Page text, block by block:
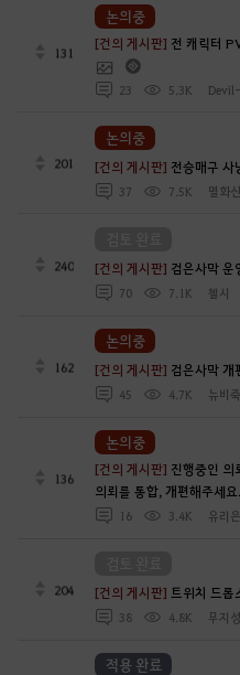
131
[건의 게시판] 전 캐릭터
23 5.3K
논의중
201 [건의 게시판] 전승매구 사
37 7.5K 멸화신
논의중
240 [건의 게시판] 검은사막 운
70 7.1K 첼시
162 [건의 게시판] 검은사막 개
45 4.7K 뉴비
논의중
136
[건의 게시판] 진행중인 의
의뢰를 통합, 개편해주세요.
16 3.4K 유리은
논의중
204 [건의 게시판] 트위치 드롭
38 4.8K 무지
적용 완료